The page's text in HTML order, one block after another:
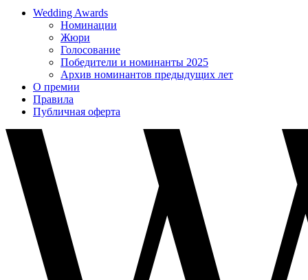
Wedding Awards
Номинации
Жюри
Голосование
Победители и номинанты 2025
Архив номинантов предыдущих лет
О премии
Правила
Публичная оферта